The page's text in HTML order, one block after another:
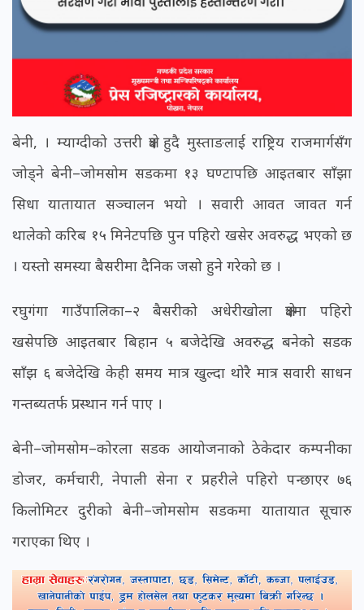
बेनी, । म्याग्दीको उत्तरी क्षेत्र हुदै मुस्ताङलाई राष्ट्रिय राजमार्गसँग
जोड्ने बेनी–जोमसोम सडकमा १३ घण्टापछि आइतबार साँझा
सिधा यातायात सञ्चालन भयो । सवारी आवत जावत गर्न
थालेको करिब १५ मिनेटपछि पुन पहिरो खसेर अवरुद्ध भएको छ
। यस्तो समस्या बैसरीमा दैनिक जसो हुने गरेको छ ।
रघुगंगा गाउँपालिका–२ बैसरीको अधेरीखोला क्षेत्रमा पहिरो
खसेपछि आइतबार बिहान ५ बजेदेखि अवरुद्ध बनेको सडक
साँझ ६ बजेदेखि केही समय मात्र खुल्दा थोरै मात्र सवारी साधन
गन्तब्यतर्फ प्रस्थान गर्न पाए ।
बेनी–जोमसोम–कोरला सडक आयोजनाको ठेकेदार कम्पनीका
डोजर, कर्मचारी, नेपाली सेना र प्रहरीले पहिरो पन्छाएर ७६
किलोमिटर दुरीको बेनी–जोमसोम सडकमा यातायात सूचारु
गराएका थिए ।